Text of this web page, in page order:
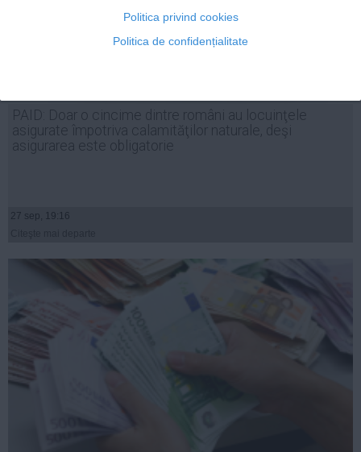
Politica privind cookies
Politica de confidențialitate
PAID: Doar o cincime dintre români au locuinţele
asigurate împotriva calamităţilor naturale, deşi
asigurarea este obligatorie
27 sep, 19:16